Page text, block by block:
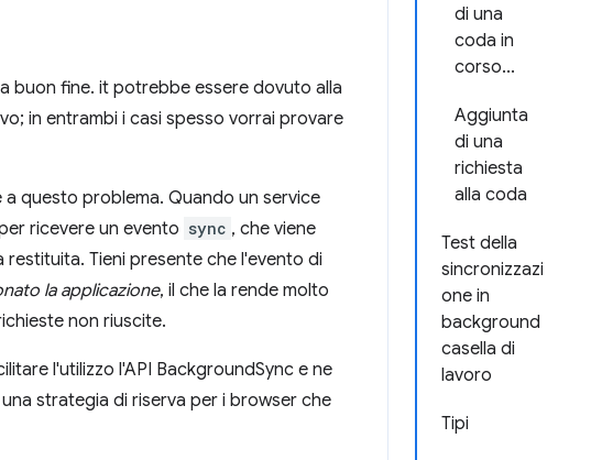
di una
coda in
corso...
Aggiunta
di una
richiesta
alla coda
Test della
sincronizzazi
one in
background
casella di
lavoro
Tipi
buon fine. it potrebbe essere dovuto alla
in entrambi i casi spesso vorrai provare
questo problema. Quando un service
ricevere un evento sync , che viene
Tieni presente che l'evento di
la applicazione, il che la rende molto
non riuscite.
l'utilizzo l'API BackgroundSync e ne
strategia di riserva per i browser che